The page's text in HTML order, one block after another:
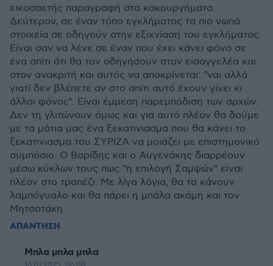
εικοσαετής παραγραφή στα κακουργήματα.
Δεύτερον, σε έναν τόπο εγκλήματος τα πιο νωπά
στοιχεία σε οδηγούν στην εξιχνίαση του εγκλήματος.
Είναι σαν να λένε σε έναν που έχει κάνει φόνο σε
ένα σπίτι ότι θα τον οδηγήσουν στον εισαγγελέα και
στον ανακριτή και αυτός να αποκρίνεται: "ναι αλλά
γιατί δεν βλέπετε αν στο σπίτι αυτό έχουν γίνει κι
άλλοι φόνοι;". Είναι έμμεση παρεμπόδιση των αρχών.
Δεν τη γλιτώνουν όμως και για αυτό πλέον θα δούμε
με τα μάτια μας ένα ξεκατινιασμα που θα κάνει το
ξεκατινιασμα του ΣΥΡΙΖΑ να μοιάζει με επιστημονικό
συμπόσιο. Ο Βορίδης και ο Αυγενάκης διαρρέουν
μέσω κύκλων τους πως "η επιλογή Σαμψών" είναι
πλέον στο τραπέζι. Με λίγα λόγια, θα τα κάνουν
λαμπόγυαλο και θα πάρει η μπάλα ακόμη και τον
Μητσοτάκη.
ΑΠΑΝΤΗΣΗ
Μπλα μπλα μπλα